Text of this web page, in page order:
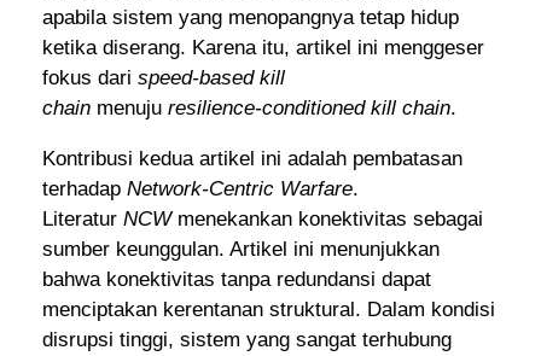
apabila sistem yang menopangnya tetap hidup
ketika diserang. Karena itu, artikel ini menggeser
fokus darispeed-based kill
chain menujuresilience-conditioned kill chain.
Kontribusi kedua artikel ini adalah pembatasan
terhadapNetwork-Centric Warfare.
LiteraturNCWmenekankan konektivitas sebagai
sumber keunggulan. Artikel ini menunjukkan
bahwa konektivitas tanpa redundansi dapat
menciptakan kerentanan struktural. Dalam kondisi
disrupsi tinggi, sistem yang sangat terhubung